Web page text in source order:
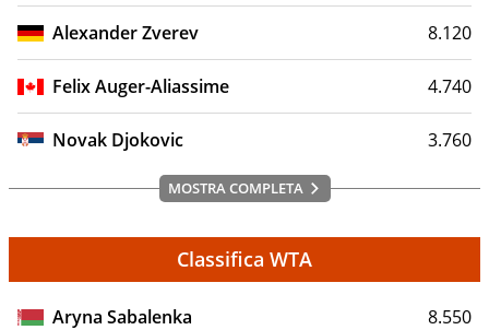
Alexander Zverev 8.120
Felix Auger-Aliassime 4.740
Novak Djokovic 3.760
MOSTRA COMPLETA
Classifica WTA
Aryna Sabalenka 8.550